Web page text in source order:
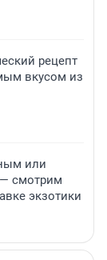
рецепт
вкусом из
или
смотрим
экзотики